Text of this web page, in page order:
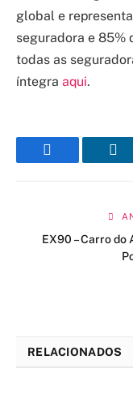
global e
seguradora e 85%
todas as
íntegra aqui.
EX90 – Carro do
RELACIONADOS